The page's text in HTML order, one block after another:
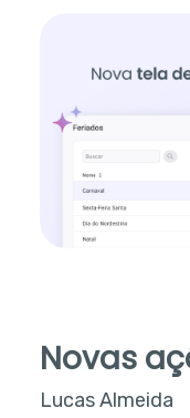
Novas
Lucas Almeida